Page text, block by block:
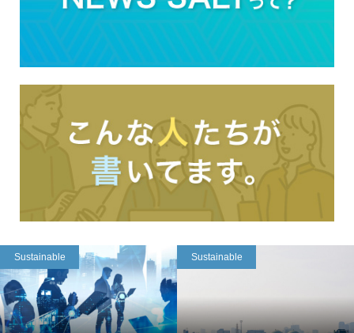
Sustainable Sustainable